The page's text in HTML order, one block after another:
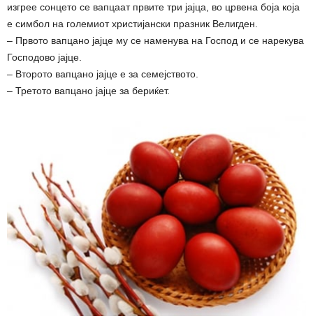
изгрее сонцето се вапцаат првите три јајца, во црвена боја која
е симбол на големиот христијански празник Велигден.
– Првото вапцано јајце му се наменува на Господ и се нарекува
Господово јајце.
– Второто вапцано јајце е за семејството.
– Третото вапцано јајце за бериќет.